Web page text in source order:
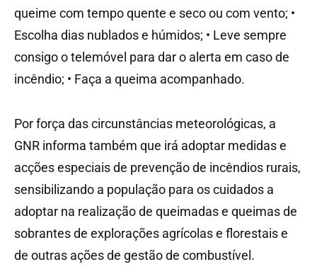
queime com tempo quente e seco ou com vento; •
Escolha dias nublados e húmidos; • Leve sempre
consigo o telemóvel para dar o alerta em caso de
incêndio; • Faça a queima acompanhado.
Por força das circunstâncias meteorológicas, a
GNR informa também que irá adoptar medidas e
acções especiais de prevenção de incêndios rurais,
sensibilizando a população para os cuidados a
adoptar na realização de queimadas e queimas de
sobrantes de explorações agrícolas e florestais e
de outras ações de gestão de combustível.